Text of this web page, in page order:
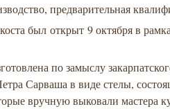
предварительная
был открыт 9 октября в
по замыслу
Сарваша в виде стелы,
вручную выковали мастера